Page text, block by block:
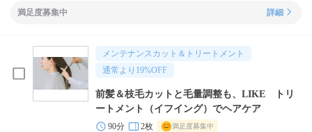
満足度募集中 詳細
メンテナンスカット＆トリートメント
通常より 19%OFF
前髪＆枝毛カットと毛量調整も、LIKE トリ
ートメント（イフイング）でヘアケア
90分 2枚 満足度募集中